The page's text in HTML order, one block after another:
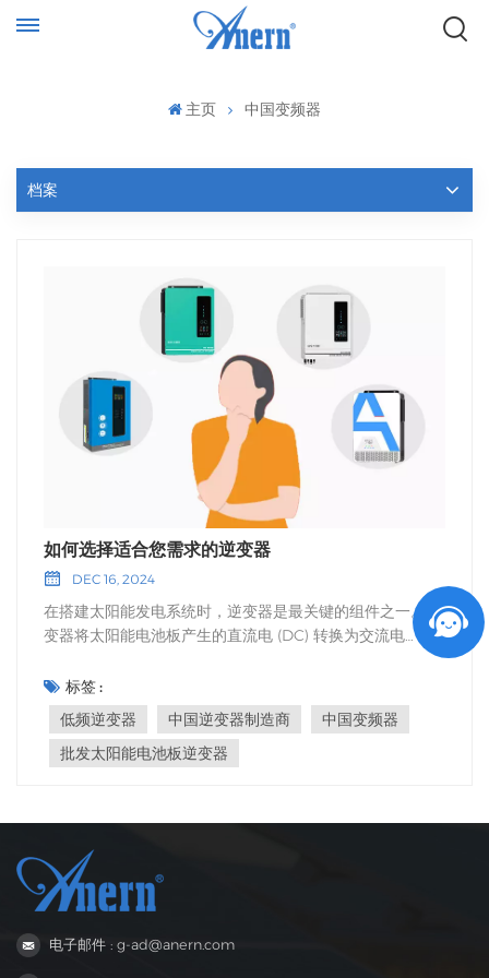
主页 中国变频器
档案
如何选择适合您需求的逆变器
DEC 16, 2024
在搭建太阳能发电系统时，逆变器是最关键的组件之一。逆
变器将太阳能电池板产生的直流电 (DC) 转换为交流电
(AC)，交流电可供大多数电器使用，并输送到电网。选择合
适的逆变器对于确保系统效率、可靠性和长期成本节约至关
重要。接下来，我们将探讨不同类型的逆变器，并结合各种
因素和应用场景，确定哪种逆变器最适合您的需求。 太阳能
逆变器的类型1. 混合逆变器混合逆变器可以同时与太阳能电
并允许储存能量以供夜间使用或电网故障时使用。缺点通常
比传统逆变器更贵。对于计划在太阳能系统中增加电池储能
的用户来说，混合逆变器是一项面向未来的投资。2. 低频逆
变器低频逆变器坚固耐用，设计用于处理更高的浪涌容量，
型设备提供动力的能力。缺点比高频逆变器体积更大、价格
标签 :
低频逆变器
中国逆变器制造商
中国变频器
批发太阳能电池板逆变器
电子邮件 : g-ad@anern.com